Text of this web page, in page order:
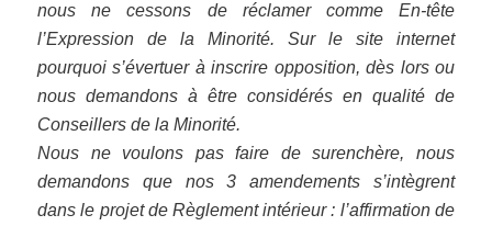
nous ne cessons de réclamer comme En-tête
l’Expression de la Minorité. Sur le site internet
pourquoi s’évertuer à inscrire opposition, dès lors ou
nous demandons à être considérés en qualité de
Conseillers de la Minorité.
Nous ne voulons pas faire de surenchère, nous
demandons que nos 3 amendements s’intègrent
dans le projet de Règlement intérieur : l’affirmation de